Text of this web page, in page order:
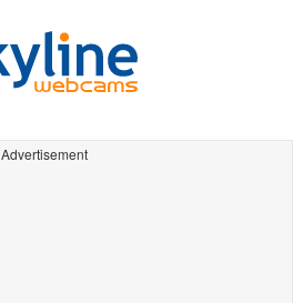
Advertisement